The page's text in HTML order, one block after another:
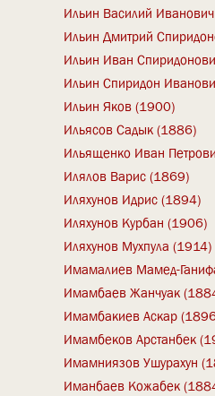
Ильин Василий
Ильин Дмитрий
Ильин Иван
Ильин Спиридон
Ильин Яков (1900)
Ильясов Садык (1886)
Ильященко Иван
Илялов Варис (1869)
Иляхунов Идрис (1894)
Иляхунов Курбан (1906)
Иляхунов Мухпула (1914)
Имамалиев Мамед-
Имамбаев Жанчуак
Имамбакиев Аскар
Имамбеков Арстанбек
Имамниязов Ушурахун
Иманбаев Кожабек